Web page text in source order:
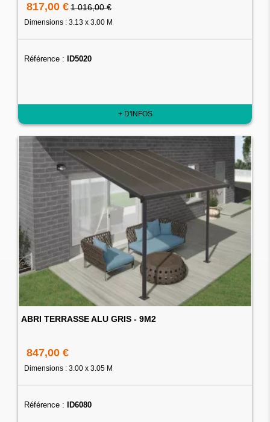
817,00 €1 016,00 €
Dimensions : 3.13 x 3.00 M
Référence : ID5020
+ D'INFOS
ABRI TERRASSE ALU GRIS - 9M2
847,00 €
Dimensions : 3.00 x 3.05 M
Référence : ID6080